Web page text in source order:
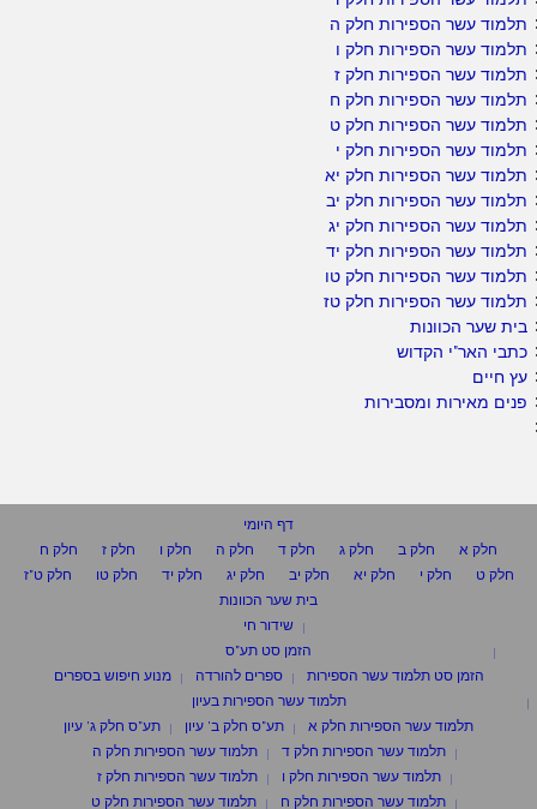
תלמוד עשר הספירות חלק ה
תלמוד עשר הספירות חלק ו
תלמוד עשר הספירות חלק ז
תלמוד עשר הספירות חלק ח
תלמוד עשר הספירות חלק ט
תלמוד עשר הספירות חלק י
תלמוד עשר הספירות חלק יא
תלמוד עשר הספירות חלק יב
תלמוד עשר הספירות חלק יג
תלמוד עשר הספירות חלק יד
תלמוד עשר הספירות חלק טו
תלמוד עשר הספירות חלק טז
בית שער הכוונות
כתבי האר"י הקדוש
עץ חיים
פנים מאירות ומסבירות
דף היומי
חלק א
חלק ב חלק ג חלק ד חלק ה חלק ו חלק ז
חלק ח
חלק ט
חלק י חלק יא חלק יב חלק יג חלק יד חלק טו
חלק ט"ז
בית שער הכוונות
שידור חי
הזמן סט תע"ס
הזמן סט תלמוד עשר הספירות
ספרים להורדה
מנוע חיפוש בספרים
תלמוד עשר הספירות בעיון
תלמוד עשר הספירות חלק א
תע"ס חלק ב' עיון
תע"ס חלק ג' עיון
תלמוד עשר הספירות חלק ד
תלמוד עשר הספירות חלק ה
תלמוד עשר הספירות חלק ו
תלמוד עשר הספירות חלק ז
תלמוד עשר הספירות חלק ח
תלמוד עשר הספירות חלק ט